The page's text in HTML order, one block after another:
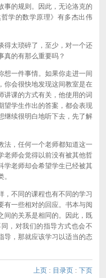
事的规则。因此，无论洛克的
学的数学原理》有多杰出伟
得太琐碎了，至少，对一个还
真的有那么重要吗？
想一件事情。如果你走进一间
你会很快地发现这间教室是在
讲课的方式有关，他使用的词
望学生作出的答案，都会表现
继续很明白地听下去，先了解
法，任何一个老师都知道这一
老师会觉得以前没有被其他哲
学老师却会希望学生已经被其
，不同的课程也有不同的学习
有一些相对的回应。书本与阅
间的关系是相同的。因此，既
，对我们的指导方式也会不
导，那就应该学习以适当的态
上页 : 目录页 : 下页